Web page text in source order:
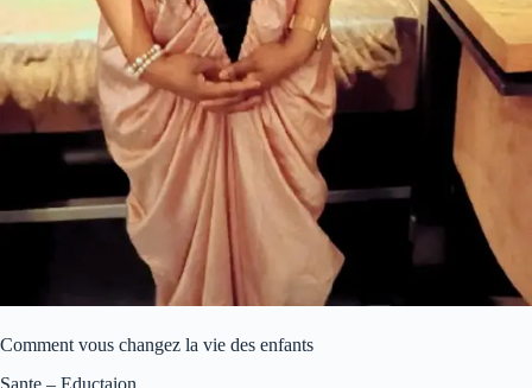
Comment vous changez la vie des enfants
Sante – Eductaion